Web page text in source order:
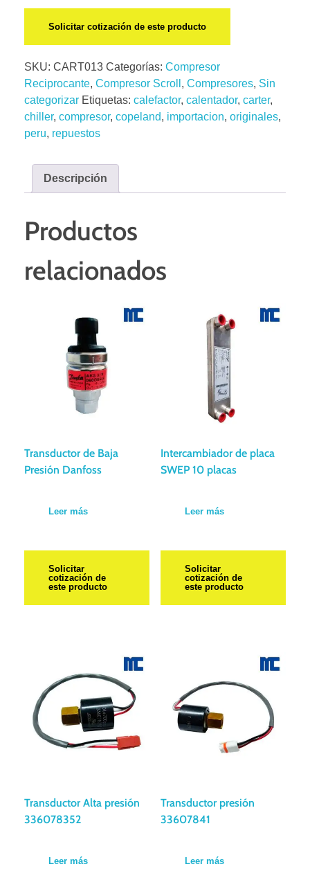
Solicitar cotización de este producto
SKU: CART013 Categorías: Compresor
Reciprocante, Compresor Scroll , Compresores, Sin
categorizar Etiquetas: calefactor, calentador, carter,
chiller, compresor, copeland, importacion, originales,
peru, repuestos
Descripción
Productos
relacionados
Transductor de Baja
Presión Danfoss
Leer más
Solicitar
cotización de
este producto
Intercambiador de placa
SWEP 10 placas
Leer más
Solicitar
cotización de
este producto
Transductor Alta presión
336078352
Leer más
Transductor presión
33607841
Leer más